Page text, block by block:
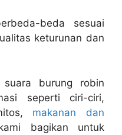
beda sesuai
keturunan dan
burung robin
seperti ciri-ciri,
makanan dan
bagikan untuk